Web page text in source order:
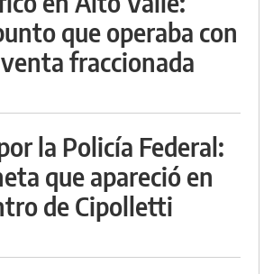
que operaba con
fraccionada
la Policía Federal:
que apareció en
de Cipolletti